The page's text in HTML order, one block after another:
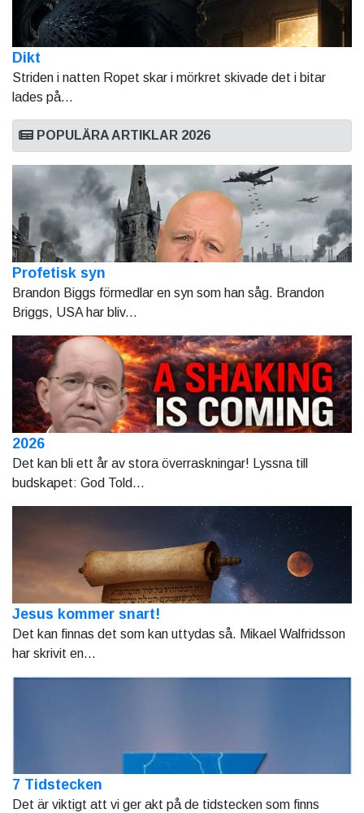
Dikt
Striden i natten Ropet skar i mörkret skivade det i bitar
lades på...
POPULÄRA ARTIKLAR 2026
Profetisk syn
Brandon Biggs förmedlar en syn som han såg. Brandon
Briggs, USA har bliv...
2026
Det kan bli ett år av stora överraskningar! Lyssna till
budskapet: God Told...
Jesus kommer snart!
Det kan finnas det som kan uttydas så. Mikael Walfridsson
har skrivit en...
7 Tidstecken
Det är viktigt att vi ger akt på de tidstecken som finns